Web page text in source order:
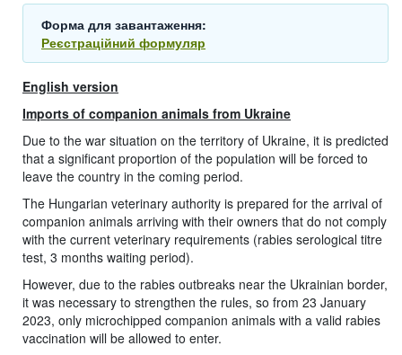
Форма для завантаження:
Реєстраційний формуляр
English version
Imports of companion animals from Ukraine
Due to the war situation on the territory of Ukraine, it is predicted
that a significant proportion of the population will be forced to
leave the country in the coming period.
The Hungarian veterinary authority is prepared for the arrival of
companion animals arriving with their owners that do not comply
with the current veterinary requirements (rabies serological titre
test, 3 months waiting period).
However, due to the rabies outbreaks near the Ukrainian border,
it was necessary to strengthen the rules, so from 23 January
2023, only microchipped companion animals with a valid rabies
vaccination will be allowed to enter.